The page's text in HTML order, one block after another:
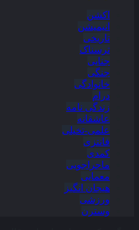
اکشن
انیمیشن
تاریخی
ترسناک
جنایی
جنگی
خانوادگی
درام
زندگی نامه
عاشقانه
علمی-تخیلی
فانتزی
کمدی
ماجراجویی
معمایی
هیجان انگیز
ورزشی
وسترن